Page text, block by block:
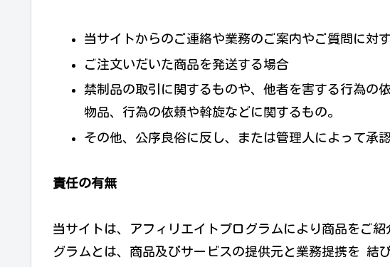
当サイトからのご連絡や業務のご案内やご質問に対
ご注文いだいた商品を発送する場合
禁制品の取引に関するものや、他者を害する行為の
物品、行為の依頼や斡旋などに関するもの。
その他、公序良俗に反し、または管理人によって承
責任の有無
当サイトは、アフィリエイトプログラムにより商品をご
グラムとは、商品及びサービスの提供元と業務提携を 結